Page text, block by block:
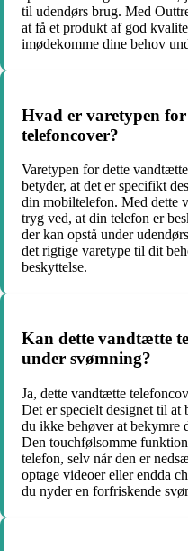
til udendørs brug. Med
at få et produkt af god
imødekomme dine behov
Hvad er varetypen
telefoncover?
Varetypen for dette
betyder, at det er specifikt
din mobiltelefon. Med dette
tryg ved, at din telefon er
der kan opstå under
det rigtige varetype til dit
beskyttelse.
Kan dette vandtætte
under svømning?
Ja, dette vandtætte
Det er specielt designet til at
du ikke behøver at bekymre
Den touchfølsomme
telefon, selv når den er
optage videoer eller endda
du nyder en forfriskende